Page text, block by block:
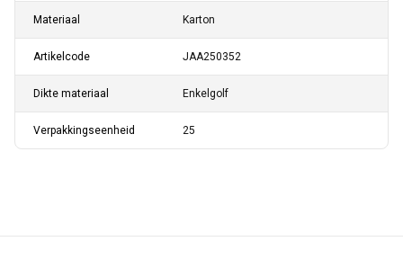
Materiaal Karton
Artikelcode JAA250352
Dikte materiaal Enkelgolf
Verpakkingseenheid 25